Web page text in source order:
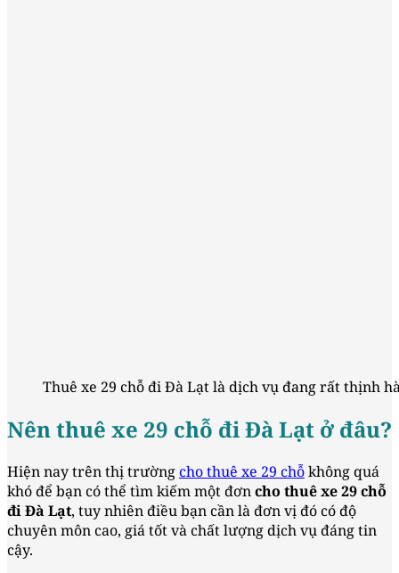
Thuê xe 29 chỗ đi Đà Lạt là dịch vụ đang rất thịnh
Nên thuê xe 29 chỗ đi Đà Lạt ở đâu?
Hiện nay trên thị trườngcho thuê xe 29 chỗkhông quá
khó để bạn có thể tìm kiếm một đơncho thuê xe 29 chỗ
đi Đà Lạt, tuy nhiên điều bạn cần là đơn vị đó có độ
chuyên môn cao, giá tốt và chất lượng dịch vụ đáng tin
cậy.